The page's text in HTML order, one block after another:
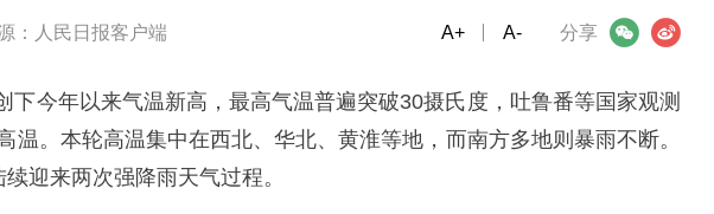
：人民日报客户端 分享
微信 微博
A+ A-
下今年以来气温新高，最高气温普遍突破30摄氏度，吐鲁番等国家观测
温。本轮高温集中在西北、华北、黄淮等地，而南方多地则暴雨不断。
迎来两次强降雨天气过程。